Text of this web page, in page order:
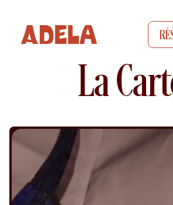
La